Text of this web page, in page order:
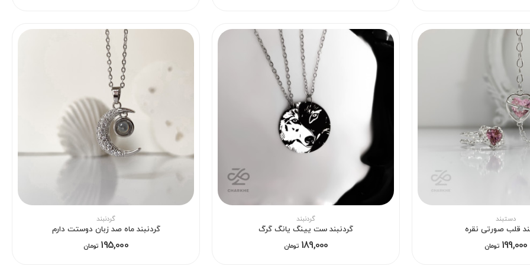
دستبند
قلب صورتی نقره
199,000 تومان
گردنبند
گردنبند ست یینگ یانگ گرگ
189,000 تومان
گردنبند
گردنبند ماه صد زبان دوستت دارم
195,000 تومان